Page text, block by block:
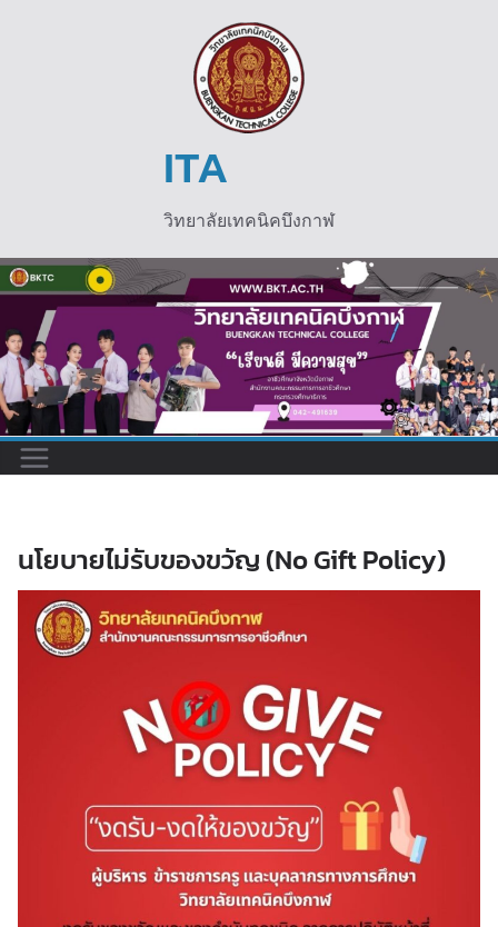
ITA
วิทยาลัยเทคนิคบึงกาฬ
นโยบายไม่รับของขวัญ (No Gift Policy)